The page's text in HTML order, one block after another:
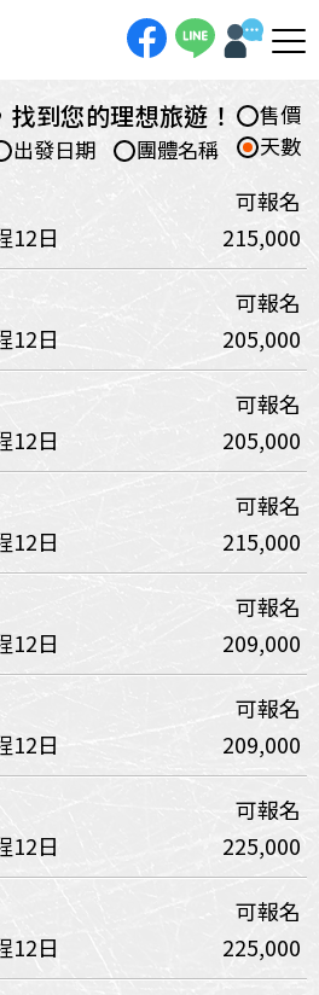
到您的理想旅遊！
售價
天數
團體名稱
出發日期
可報名
12日
215,000
可報名
12日
205,000
可報名
12日
205,000
可報名
12日
215,000
可報名
12日
209,000
可報名
12日
209,000
可報名
12日
225,000
可報名
12日
225,000